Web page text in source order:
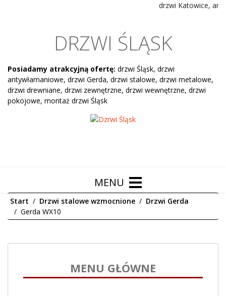
drzwi Katowice,
DRZWI ŚLĄSK
Posiadamy atrakcyjną ofertę: drzwi Śląsk, drzwi
antywłamaniowe, drzwi Gerda, drzwi stalowe, drzwi metalowe,
drzwi drewniane, drzwi zewnętrzne, drzwi wewnętrzne, drzwi
pokojowe, montaż drzwi Śląsk
Start Drzwi stalowe wzmocnione
Drzwi Gerda
Gerda WX10
MENU GŁÓWNE